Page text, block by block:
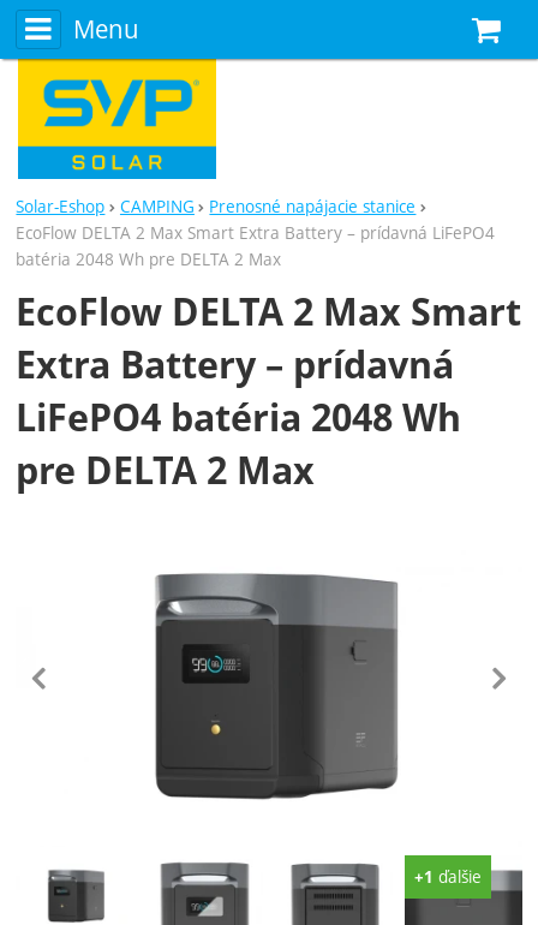
Menu
Solar-Eshop CAMPING
Prenosné napájacie stanice
EcoFlow DELTA 2 Max Smart Extra Battery – prídavná LiFePO4
batéria 2048 Wh pre DELTA 2 Max
EcoFlow DELTA 2 Max Smart
Extra Battery – prídavná
LiFePO4 batéria 2048 Wh
pre DELTA 2 Max
Fotografie +1 ďalšie